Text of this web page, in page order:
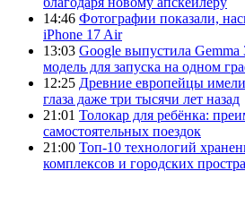
14:46 Фотографии показали,
iPhone 17 Air
13:03 Google выпустила
модель для запуска на одном
12:25 Древние европейцы
глаза даже три тысячи лет назад
21:01 Толокар для ребёнка:
самостоятельных поездок
21:00 Топ-10 технологий
комплексов и городских